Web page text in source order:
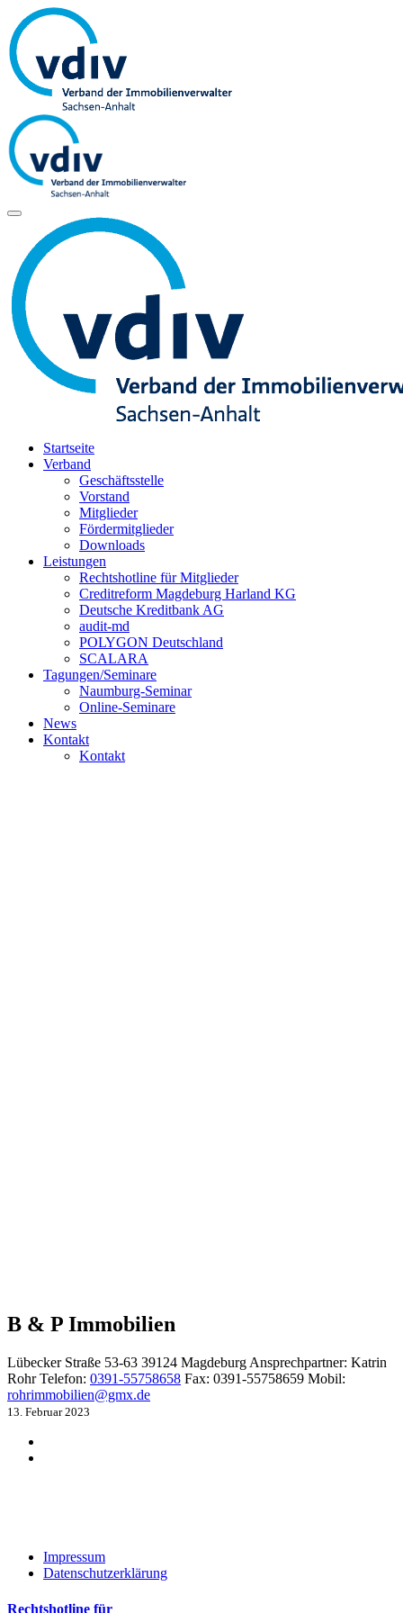
Startseite
Verband
Geschäftsstelle
Vorstand
Mitglieder
Fördermitglieder
Downloads
Leistungen
Rechtshotline für Mitglieder
Creditreform Magdeburg Harland KG
Deutsche Kreditbank AG
audit-md
POLYGON Deutschland
SCALARA
Tagungen/Seminare
Naumburg-Seminar
Online-Seminare
News
Kontakt
Kontakt
B & P Immobilien
Lübecker Straße 53-63 39124 Magdeburg Ansprechpartner: Katrin
Rohr Telefon: 0391-55758658 Fax: 0391-55758659 Mobil:
rohrimmobilien@gmx.de
13. Februar 2023
Impressum
Datenschutzerklärung
Rechtshotline für